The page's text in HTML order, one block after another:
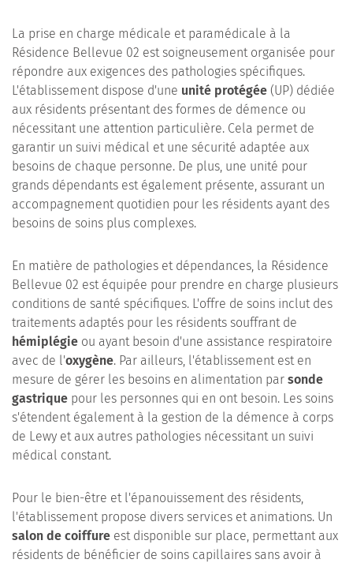
La prise en charge médicale et paramédicale à la
Résidence Bellevue 02 est soigneusement organisée pour
répondre aux exigences des pathologies spécifiques.
L'établissement dispose d'une unité protégée (UP) dédiée
aux résidents présentant des formes de démence ou
nécessitant une attention particulière. Cela permet de
garantir un suivi médical et une sécurité adaptée aux
besoins de chaque personne. De plus, une unité pour
grands dépendants est également présente, assurant un
accompagnement quotidien pour les résidents ayant des
besoins de soins plus complexes.
En matière de pathologies et dépendances, la Résidence
Bellevue 02 est équipée pour prendre en charge plusieurs
conditions de santé spécifiques. L'offre de soins inclut des
traitements adaptés pour les résidents souffrant de
hémiplégie ou ayant besoin d'une assistance respiratoire
avec de l'oxygène. Par ailleurs, l'établissement est en
mesure de gérer les besoins en alimentation par sonde
gastrique pour les personnes qui en ont besoin. Les soins
s'étendent également à la gestion de la démence à corps
de Lewy et aux autres pathologies nécessitant un suivi
médical constant.
Pour le bien-être et l'épanouissement des résidents,
l'établissement propose divers services et animations. Un
salon de coiffure est disponible sur place, permettant aux
résidents de bénéficier de soins capillaires sans avoir à